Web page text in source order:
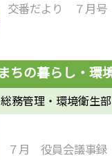
交番だより ７月号
総務管理・環境衛生部
７月 役員会議事録